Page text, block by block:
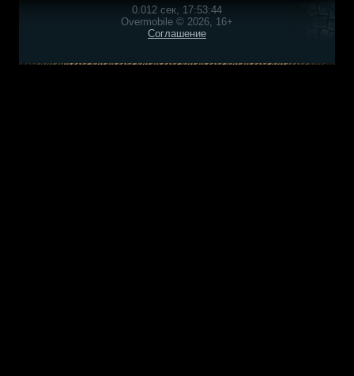
0.012 сек, 17:53:44
Overmobile © 2026, 16+
Соглашение